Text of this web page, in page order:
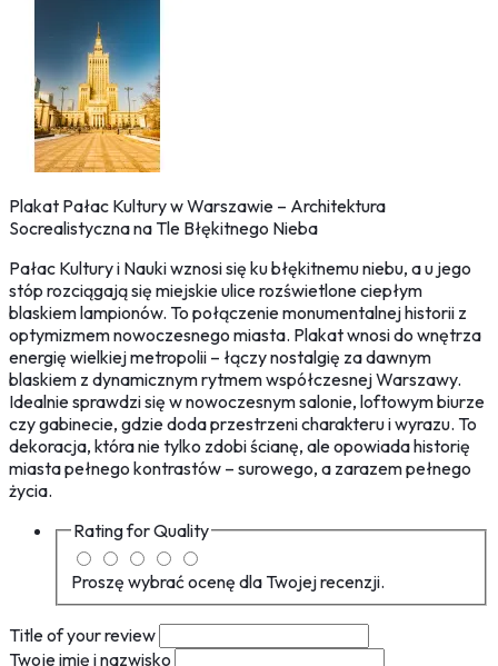
Plakat Pałac Kultury w Warszawie – Architektura
Socrealistyczna na Tle Błękitnego Nieba
Pałac Kultury i Nauki wznosi się ku błękitnemu niebu, a u jego
stóp rozciągają się miejskie ulice rozświetlone ciepłym
blaskiem lampionów. To połączenie monumentalnej historii z
optymizmem nowoczesnego miasta. Plakat wnosi do wnętrza
energię wielkiej metropolii – łączy nostalgię za dawnym
blaskiem z dynamicznym rytmem współczesnej Warszawy.
Idealnie sprawdzi się w nowoczesnym salonie, loftowym biurze
czy gabinecie, gdzie doda przestrzeni charakteru i wyrazu. To
dekoracja, która nie tylko zdobi ścianę, ale opowiada historię
miasta pełnego kontrastów – surowego, a zarazem pełnego
życia.
Rating forQuality
Proszę wybrać ocenę dla Twojej recenzji.
Title of your review
Twoje imię i nazwisko